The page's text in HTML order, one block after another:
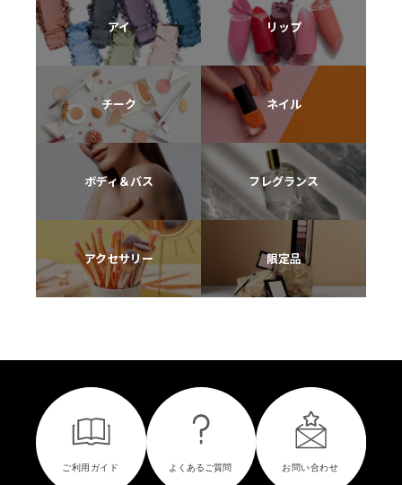
アイ リップ
チーク ネイル
ボディ＆バス フレグランス
アクセサリー 限定品